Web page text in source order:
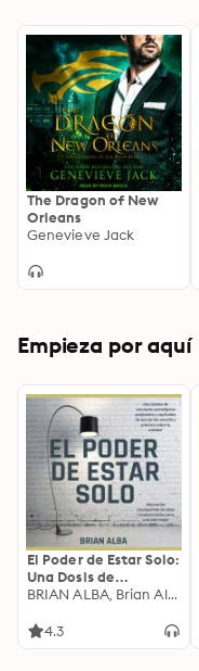
The Dragon of New
Orleans
Genevieve Jack
Empieza por aquí
El Poder de Estar Solo:
Una Dosis de
Motivación
Ideas Revolucionarias
BRIAN ALBA, Brian Alba
4.3